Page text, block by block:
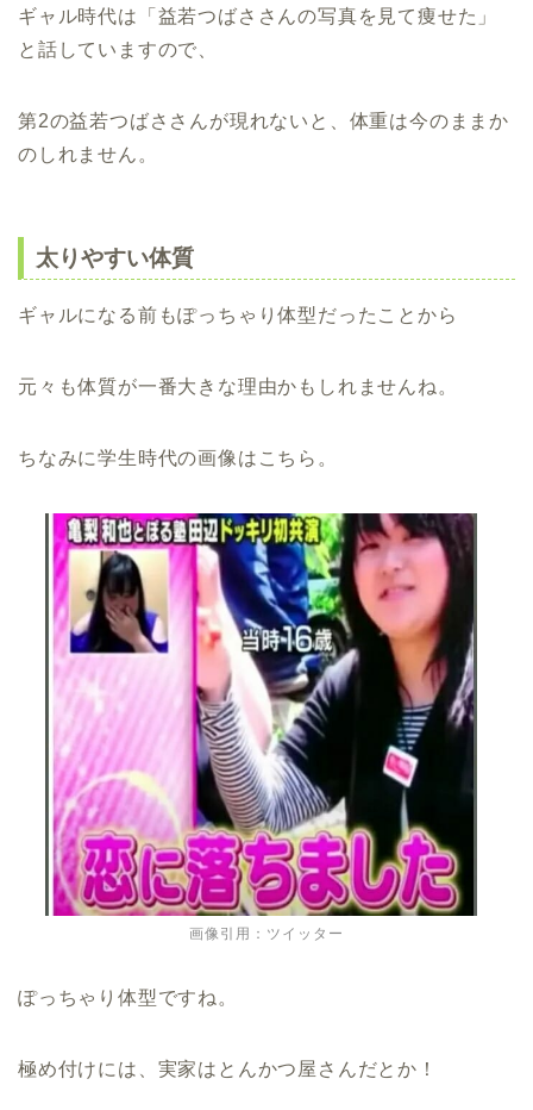
ギャル時代は「益若つばささんの写真を見て痩せた」
と話していますので、
第2の益若つばささんが現れないと、体重は今のままか
のしれません。
太りやすい体質
ギャルになる前もぽっちゃり体型だったことから
元々も体質が一番大きな理由かもしれませんね。
ちなみに学生時代の画像はこちら。
画像引用：ツイッター
ぽっちゃり体型ですね。
極め付けには、実家はとんかつ屋さんだとか！